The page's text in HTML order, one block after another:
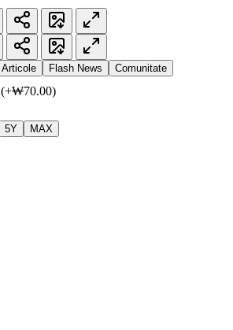
Articole Flash News Comunitate
(+₩70.00)
5Y MAX